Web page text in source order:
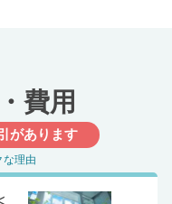
費用
があります
な理由